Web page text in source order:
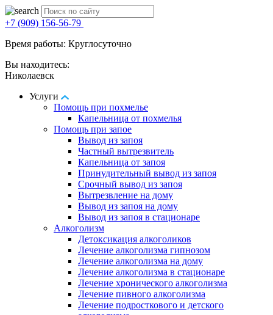
+7 (909) 156-56-79
Время работы: Круглосуточно
Вы находитесь:
Николаевск
Услуги
Помощь при похмелье
Капельница от похмелья
Помощь при запое
Вывод из запоя
Частный вытрезвитель
Капельница от запоя
Принудительный вывод из запоя
Срочный вывод из запоя
Вытрезвление на дому
Вывод из запоя на дому
Вывод из запоя в стационаре
Алкоголизм
Детоксикация алкоголиков
Лечение алкоголизма гипнозом
Лечение алкоголизма на дому
Лечение алкоголизма в стационаре
Лечение хронического алкоголизма
Лечение пивного алкоголизма
Лечение подросткового и детского